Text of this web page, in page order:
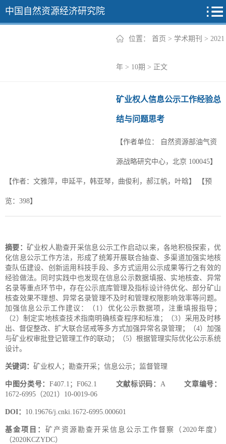
中国自然资源经济研究院
位置： 首页 > 学术期刊 > 2021
年 > 10期 > 正文
矿业权人信息公示工作经验总
结与问题思考
【作者单位： 自然资源部油气资
源战略研究中心，北京 100045】
【作者：文雅萍，申延平，韩亚琴，曲俊利，郝江帆，叶晗】 【预
览： 398】
摘要： 矿业权人勘查开采信息公示工作启动以来，各地积极探索，优
化信息公示工作方法，形成了统筹开展联合抽查、多渠道加强实地核
查队伍建设、创新运用科技手段、多方式运用公示成果等行之有效的
经验做法。同时实践中也发现在信息公示数据填报、实地核查、异常
名录等重点环节中，存在公示底库管理及指标设计待优化、部分矿山
核查效果不理想、异常名录管理不及时和管理权限影响效率等问题。
加强信息公示工作建议：（1）优化公示数据项，注重填报指导；
（2）制定实地核查技术指南明确核查程序和标准；（3）采用及时移
出、督促整改、扩大联合惩戒等多方式加强异常名录管理；（4）加强
与矿业权审批登记管理工作的联动；（5）根据管理实际优化公示系统
设计。
关键词： 矿业权人；勘查开采；信息公示；监督管理
中图分类号：F407.1；F062.1 文献标识码： A文章编号：
1672-6995（2021）10-0019-06
DOI： 10.19676/j.cnki.1672-6995.000601
基金项目： 矿产资源勘查开采信息公示工作督察（2020年度）
（2020KCZYDC）